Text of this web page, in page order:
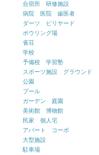
合宿所 研修施設
病院 医院 歯医者
ダーツ ビリヤード
ボウリング場
雀荘
学校
予備校 学習塾
スポーツ施設 グラウンド
公園
プール
ガーデン 庭園
美術館 博物館
民家 個人宅
アパート コーポ
大型施設
駐車場